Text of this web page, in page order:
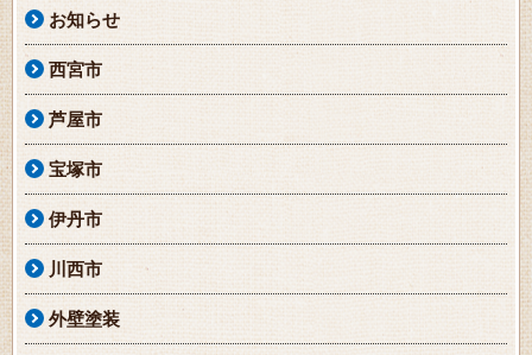
お知らせ
西宮市
芦屋市
宝塚市
伊丹市
川西市
外壁塗装